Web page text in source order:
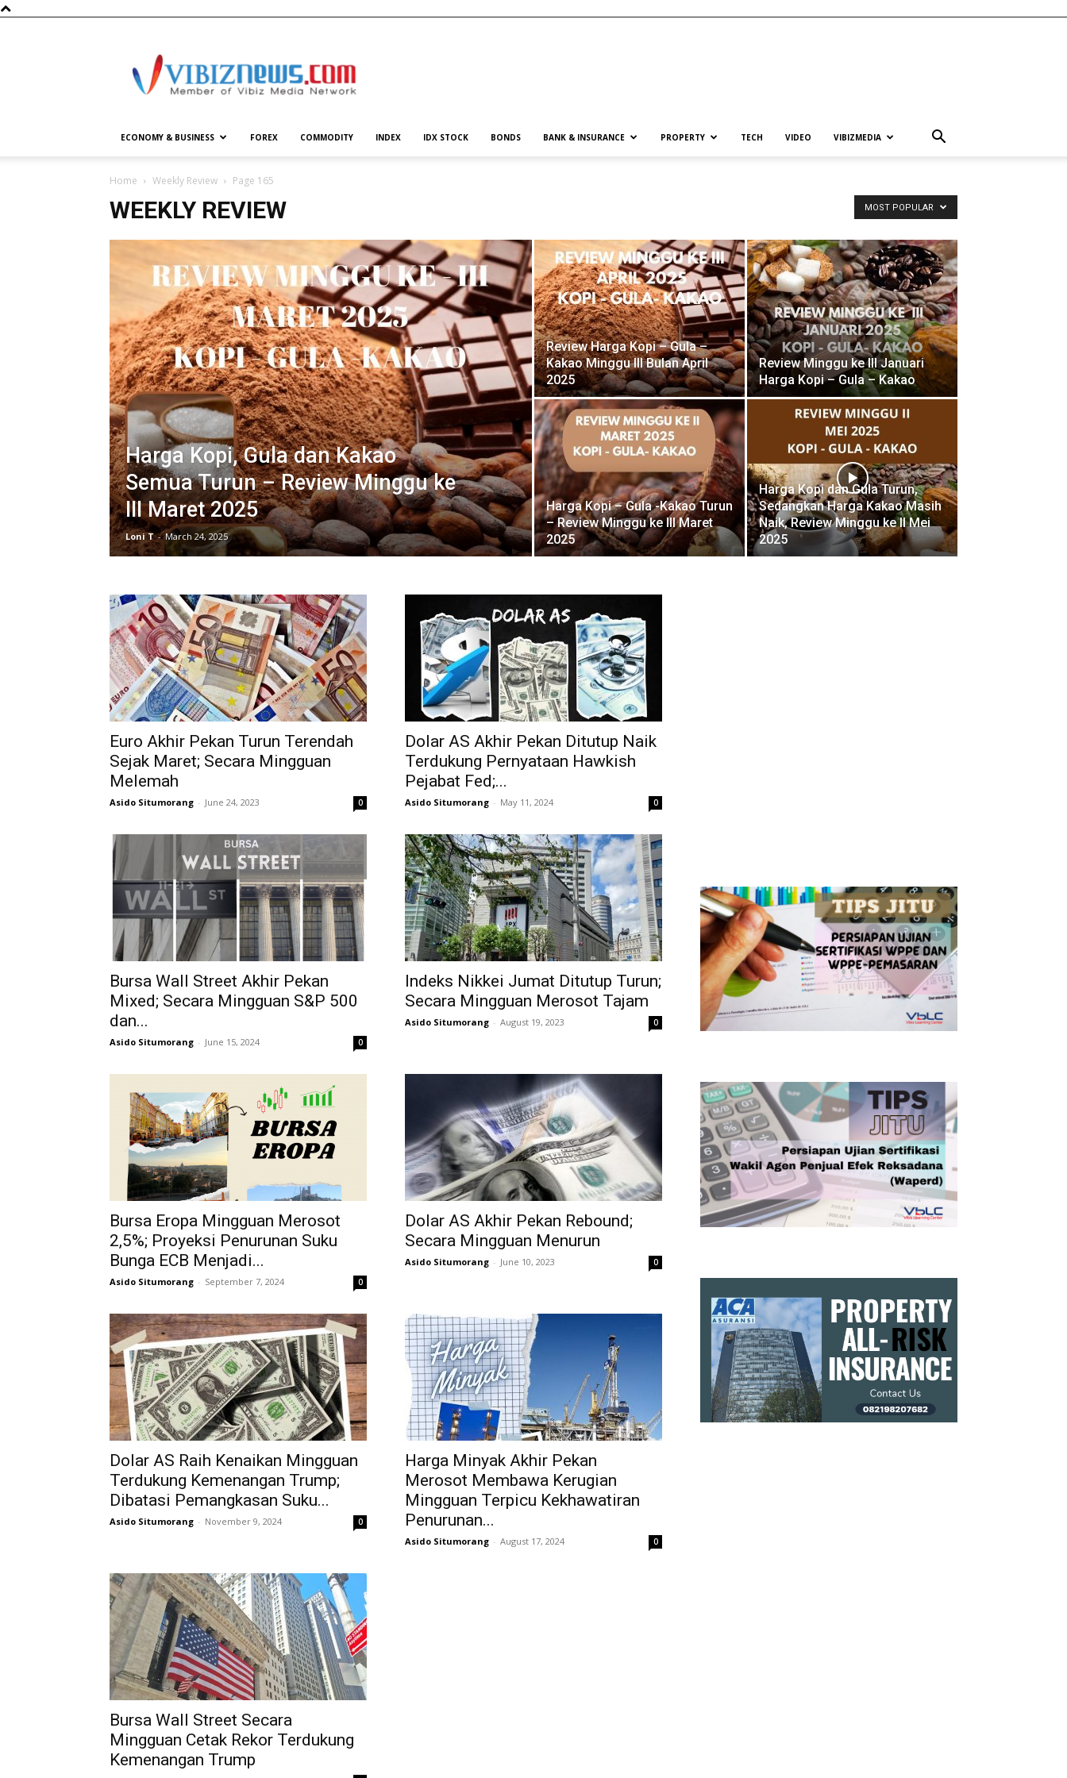
ECONOMY & BUSINESS FOREX COMMODITY INDEX IDX STOCK BONDS BANK & INSURANCE PROPERTY TECH VIDEO VIBIZMEDIA
Home Weekly Review Page 165
WEEKLY REVIEW MOST POPULAR
Harga Kopi, Gula dan Kakao
Semua Turun – Review Minggu ke
III Maret 2025
Loni T - March 24, 2025
Review Harga Kopi – Gula –
Kakao Minggu III Bulan April
2025
Review Minggu ke III Januari
Harga Kopi – Gula – Kakao
Harga Kopi – Gula -Kakao Turun
– Review Minggu ke III Maret
2025
Harga Kopi dan Gula Turun,
Sedangkan Harga Kakao Masih
Naik, Review Minggu ke II Mei
2025
Euro Akhir Pekan Turun Terendah
Sejak Maret; Secara Mingguan
Melemah
Asido Situmorang - June 24, 2023 0
Dolar AS Akhir Pekan Ditutup Naik
Terdukung Pernyataan Hawkish
Pejabat Fed;...
Asido Situmorang - May 11, 2024 0
Bursa Wall Street Akhir Pekan
Mixed; Secara Mingguan S&P 500
dan...
Asido Situmorang - June 15, 2024 0
Indeks Nikkei Jumat Ditutup Turun;
Secara Mingguan Merosot Tajam
Asido Situmorang - August 19, 2023 0
Bursa Eropa Mingguan Merosot
2,5%; Proyeksi Penurunan Suku
Bunga ECB Menjadi...
Asido Situmorang - September 7, 2024 0
Dolar AS Akhir Pekan Rebound;
Secara Mingguan Menurun
Asido Situmorang - June 10, 2023 0
Dolar AS Raih Kenaikan Mingguan
Terdukung Kemenangan Trump;
Dibatasi Pemangkasan Suku...
Asido Situmorang - November 9, 2024 0
Harga Minyak Akhir Pekan
Merosot Membawa Kerugian
Mingguan Terpicu Kekhawatiran
Penurunan...
Asido Situmorang - August 17, 2024 0
Bursa Wall Street Secara
Mingguan Cetak Rekor Terdukung
Kemenangan Trump